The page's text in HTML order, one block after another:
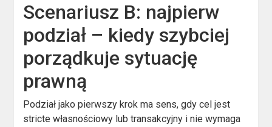
Scenariusz B: najpierw
podział – kiedy szybciej
porządkuje sytuację
prawną
Podział jako pierwszy krok ma sens, gdy cel jest
stricte własnościowy lub transakcyjny i nie wymaga